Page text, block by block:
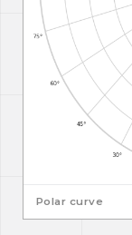
Polar curve